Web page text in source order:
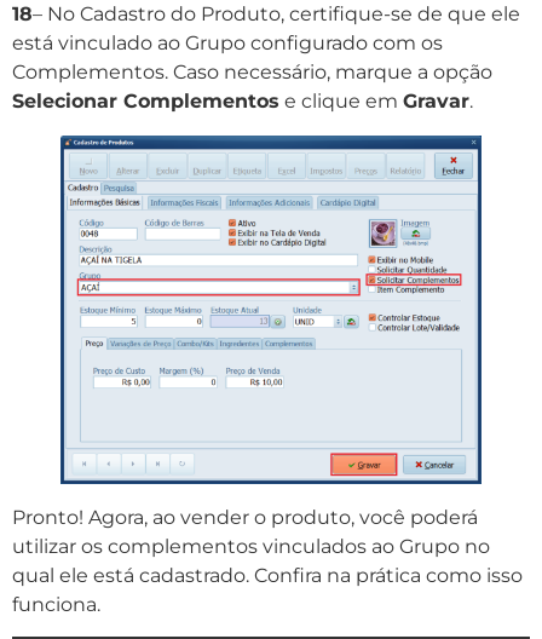
18– No Cadastro do Produto, certifique-se de que ele
está vinculado ao Grupo configurado com os
Complementos. Caso necessário, marque a opção
Selecionar Complementos e clique em Gravar.
Pronto! Agora, ao vender o produto, você poderá
utilizar os complementos vinculados ao Grupo no
qual ele está cadastrado. Confira na prática como isso
funciona.